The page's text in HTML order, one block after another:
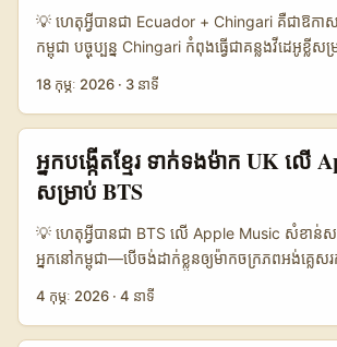
Yahoo/euronews, 2026) ដូច្នេះអត្តប្រយោជន៍ទំនិ
សំខាន់។ ការអភិវឌ្ឍន៍បណ្តាញនិងរបៀបផ្សព្វផ្សាយ
ក៏ជាចំណុចមួយដែលអ្នកត្រូវយកចិត្តទុកដាក់
influencer ចេញស្លាកប្រកាសជាផ្លូវការចេះឈ្នះ
ក្រោមជាយុទ្ធសាស្ត្រតែមួយដែលបានបង្ហាញពីជំហានអនុវ
ឥទ្ធិពល។ 📊 សង្ខេបទិន្នន័យសម្រាប់សម្រេចចិត្ត
Metric Option A Option B Option C 👥
1.200.000 800.000 1.000.000 📈
💬 Avg Response Time 3 days 7 days 5
Collab Rate $400 $250 $320 ⭐ Trust
7.8/10 តារាងនេះបង្ហាញភាពខុសគ្នារវាងប្លង់
ខ្ពស់។ សម្រាប់អ្នកបង្កើតកម្រិតមធ្យមនៅកម្ពុជា តម្លៃ/
💡 ហេតុអ្វីបានជា Ecuador + Chingari គឺជាឱកាស
កម្ពុជា បច្ចុប្បន្ន Chingari កំពុងធ្វើជាគន្លងវីដេអូខ្លីស
សិល្បករថ្មី (emerging artists) ទទួលពន្លឺពីម៉ាក
ហើយរៀបចំបញ្ជី contact ដែលមានទំនុកចិត្ត។ យល់ដឹង
ក៏ជួយបាន — ឧទាហរណ៍ Dharma Collab Artists
កំពុងធ្វើជំហានសδροហើយពង្រីកសហភាពអន្តរជាតិតា
endorsement និង partnership ( Economic
), ដែលបង្ហាញថាម៉ាកធំចាប់អារម្មណ៍ចំពោះ talent ដ
ពិភពលោក។ អ្នកកម្ពុជាអាចសម្រាប់លើកសិល្បករម៉ូដថ្មី
បែបនេះ។ ក្នុងអត្ថបទនេះខ្ញុំនឹងបង្ហាញវិធីច្បាស់ៗពី: ការស្
Ecuador លើ Chingari, ការប្រើ data និង
18 កុម្ភៈ 2026 · 3 នាទី
អ្នកបង្កើតខ្មែរ ទាក់ទងម៉ាក UK លើ
សម្រាប់ BTS
💡 ហេតុអ្វីបានជា BTS លើ Apple Music សំខាន់សម្រ
អ្នកនៅកម្ពុជា—បើចង់ដាក់ខ្លួនឲ្យម៉ាកចក្រភពអង់គ្លេស
content ពិភពលោកសព្វថ្ងៃគឺច្រើន។ Apple Music
4 កុម្ភៈ 2026 · 4 នាទី